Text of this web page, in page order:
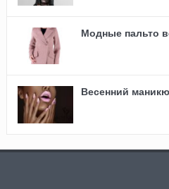
Модные пальто
Весенний